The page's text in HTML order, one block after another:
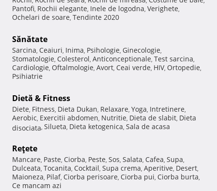
Pantofi, Rochii elegante, Inele de logodna, Verighete,
Ochelari de soare, Tendinte 2020
Sănătate
Sarcina, Ceaiuri, Inima, Psihologie, Ginecologie,
Stomatologie, Colesterol, Anticonceptionale, Test sarcina,
Cardiologie, Oftalmologie, Avort, Ceai verde, HIV, Ortopedie,
Psihiatrie
Dietă & Fitness
Diete, Fitness, Dieta Dukan, Relaxare, Yoga, Intretinere,
Aerobic, Exercitii abdomen, Nutritie, Dieta de slabit, Dieta
disociata, Silueta, Dieta ketogenica, Sala de acasa
Reţete
Mancare, Paste, Ciorba, Peste, Sos, Salata, Cafea, Supa,
Dulceata, Tocanita, Cocktail, Supa crema, Aperitive, Desert,
Maioneza, Pilaf, Ciorba perisoare, Ciorba pui, Ciorba burta,
Ce mancam azi